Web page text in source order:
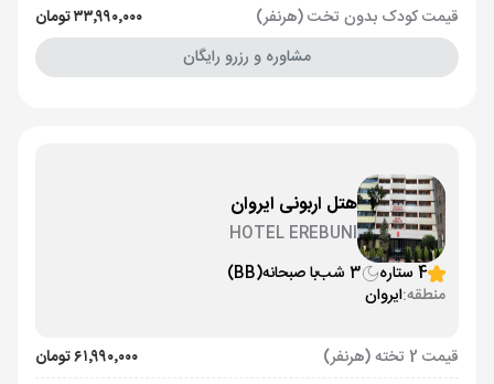
قیمت کودک بدون تخت (هرنفر)
۳۳٬۹۹۰٬۰۰۰ تومان
مشاوره و رزرو رایگان
هتل اربونی ایروان
HOTEL EREBUNI
4 ستاره
3 شب با صبحانه(BB)
منطقه:ایروان
قیمت 2 تخته (هرنفر)
۶۱٬۹۹۰٬۰۰۰ تومان